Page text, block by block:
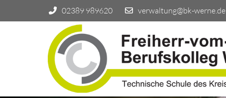
02389 989620 verwaltung@bk-werne.de